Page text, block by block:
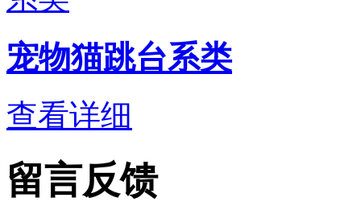
宠物猫跳台系类
查看详细
留言反馈